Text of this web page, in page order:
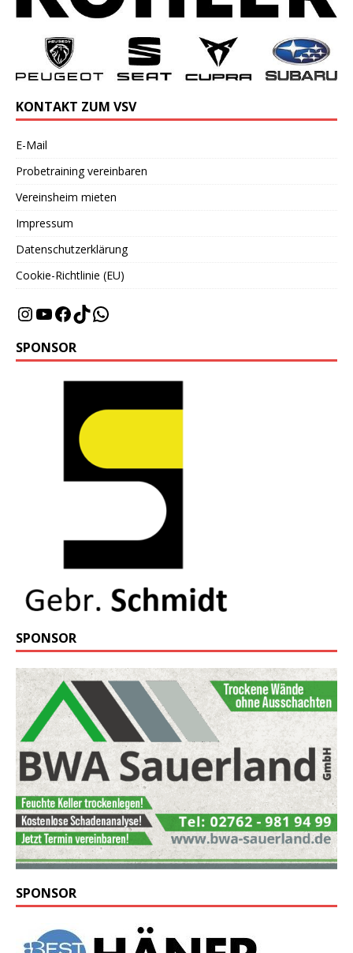
KONTAKT ZUM VSV
E-Mail
Probetraining vereinbaren
Vereinsheim mieten
Impressum
Datenschutzerklärung
Cookie-Richtlinie (EU)
SPONSOR
SPONSOR
SPONSOR